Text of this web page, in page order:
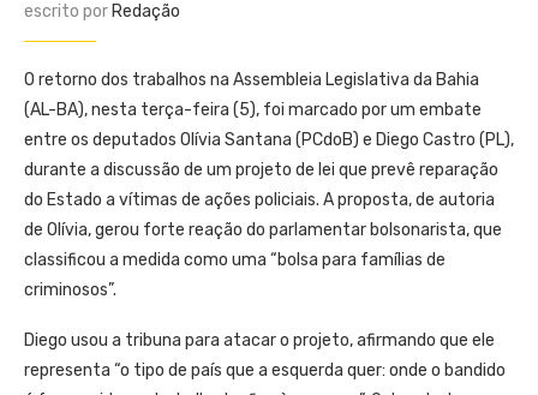
escrito porRedação
O retorno dos trabalhos na Assembleia Legislativa da Bahia
(AL-BA), nesta terça-feira (5), foi marcado por um embate
entre os deputados Olívia Santana (PCdoB) e Diego Castro (PL),
durante a discussão de um projeto de lei que prevê reparação
do Estado a vítimas de ações policiais. A proposta, de autoria
de Olívia, gerou forte reação do parlamentar bolsonarista, que
classificou a medida como uma “bolsa para famílias de
criminosos”.
Diego usou a tribuna para atacar o projeto, afirmando que ele
representa “o tipo de país que a esquerda quer: onde o bandido